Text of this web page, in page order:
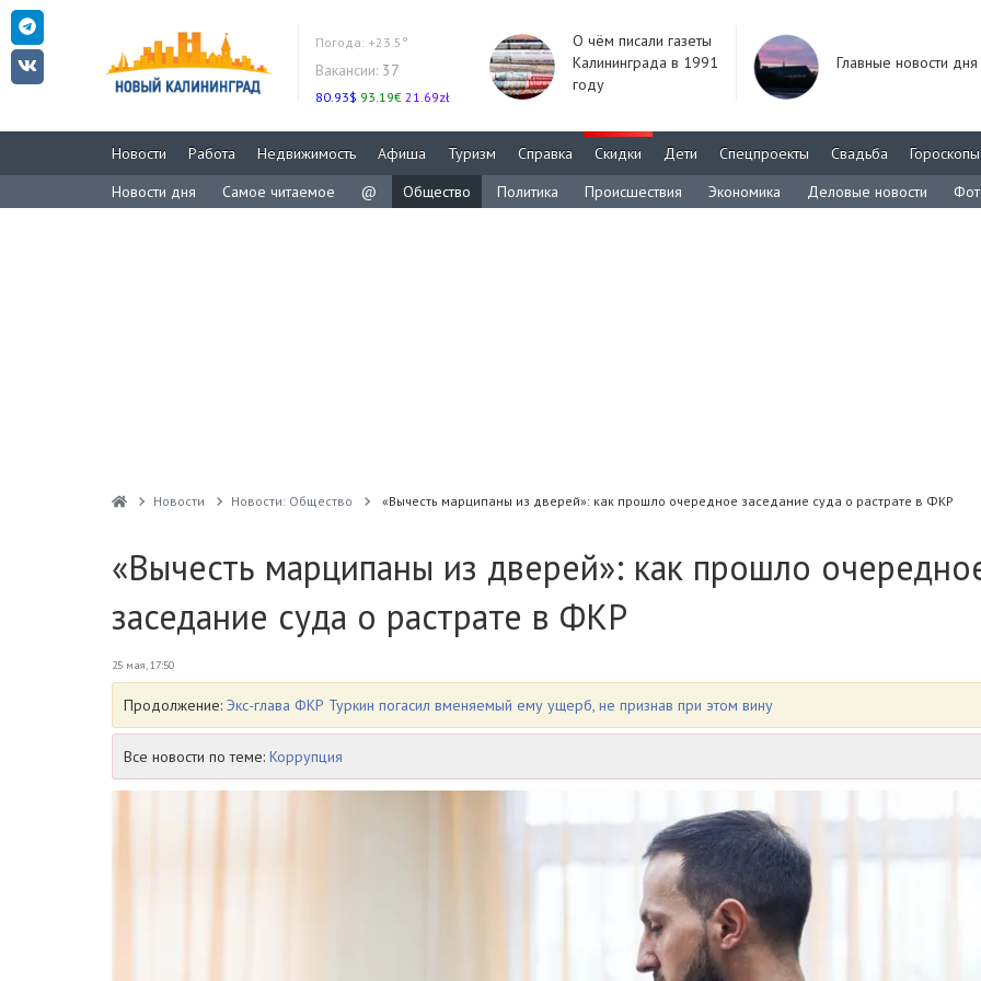
Погода: +23.5°
Вакансии: 37
80.93$ 93.19€ 21.69zł
О чём писали газеты
Калининграда в 1991
году
Главные новости дня
Новости Работа Недвижимость Афиша Туризм Справка Скидки Дети Спецпроекты Свадьба
Гороскопы
Новости дня
Самое читаемое @ Общество Политика Происшествия Экономика Деловые новости
Новости Новости: Общество «Вычесть марципаны из дверей»: как прошло очередное заседание суда о растрате в ФКР
«Вычесть марципаны из дверей»: как прошло
заседание суда о растрате в ФКР
25 мая, 17:50
Продолжение: Экс-глава ФКР Туркин погасил вменяемый ему ущерб, не признав при этом вину
Все новости по теме: Коррупция